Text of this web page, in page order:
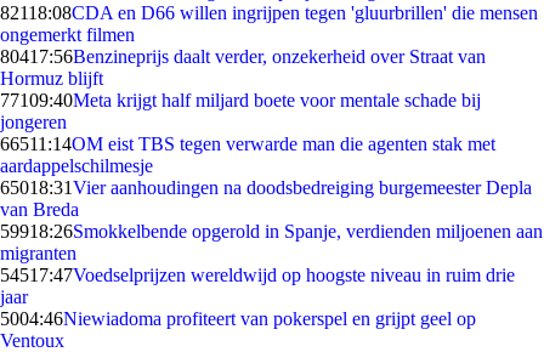
82118:08CDA en D66 willen ingrijpen tegen 'gluurbrillen' die mensen
ongemerkt filmen
80417:56Benzineprijs daalt verder, onzekerheid over Straat van
Hormuz blijft
77109:40Meta krijgt half miljard boete voor mentale schade bij
jongeren
66511:14OM eist TBS tegen verwarde man die agenten stak met
aardappelschilmesje
65018:31Vier aanhoudingen na doodsbedreiging burgemeester Depla
van Breda
59918:26Smokkelbende opgerold in Spanje, verdienden miljoenen aan
migranten
54517:47Voedselprijzen wereldwijd op hoogste niveau in ruim drie
jaar
5004:46Niewiadoma profiteert van pokerspel en grijpt geel op
Ventoux